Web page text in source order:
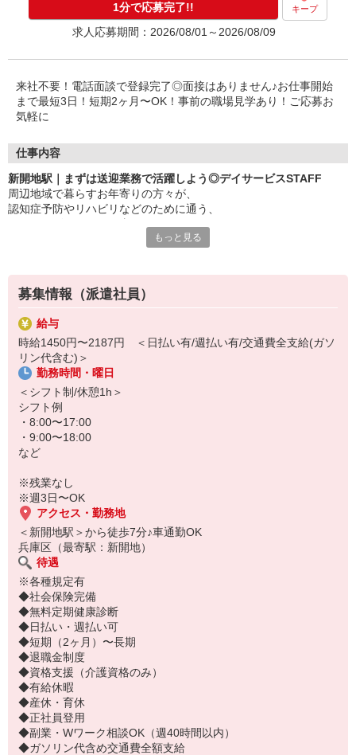
1分で応募完了!! キープ
求人応募期間：2026/08/01～2026/08/09
来社不要！電話面談で登録完了◎面接はありません♪お仕事開始
まで最短3日！短期2ヶ月〜OK！事前の職場見学あり！ご応募お
気軽に
仕事内容
新開地駅｜まずは送迎業務で活躍しよう◎デイサービスSTAFF
周辺地域で暮らすお年寄りの方々が、
認知症予防やリハビリなどのために通う、
・食事や着替えなどの介助
・レクリエーションのサポート
など
未経験大歓迎！まずは送迎業務でご活躍していただき、徐々に活躍
の場を広げていただきます！
もちろん経験者も大歓迎◎サポート中心なので難しいことは特にあ
りません♪
「働くのは久しぶり…」というブランクがある方もOK！
もっと見る
募集情報（派遣社員）
給与
時給1450円〜2187円 ＜日払い有/週払い有/交通費全支給(ガソ
リン代含む)＞
勤務時間・曜日
＜シフト制/休憩1h＞
シフト例
・8:00〜17:00
・9:00〜18:00
など
※残業なし
※週3日〜OK
アクセス・勤務地
＜新開地駅＞から徒歩7分♪車通勤OK
兵庫区（最寄駅：新開地）
待遇
※各種規定有
◆社会保険完備
◆無料定期健康診断
◆日払い・週払い可
◆短期（2ヶ月）〜長期
◆退職金制度
◆資格支援（介護資格のみ）
◆有給休暇
◆産休・育休
◆正社員登用
◆副業・Wワーク相談OK（週40時間以内）
◆ガソリン代含め交通費全額支給